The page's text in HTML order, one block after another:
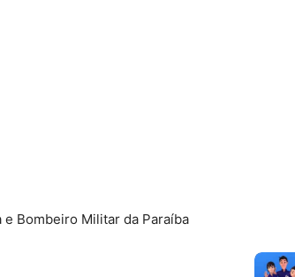
Bombeiro Militar da Paraíba